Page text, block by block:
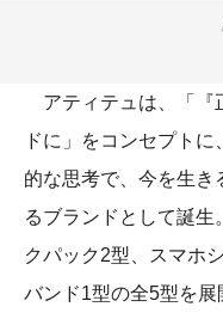
アティテュは、「『
ドに」をコンセプト
的な思考で、今を生き
るブランドとして誕生
クパック2型、スマホ
バンド1型の全5型を展